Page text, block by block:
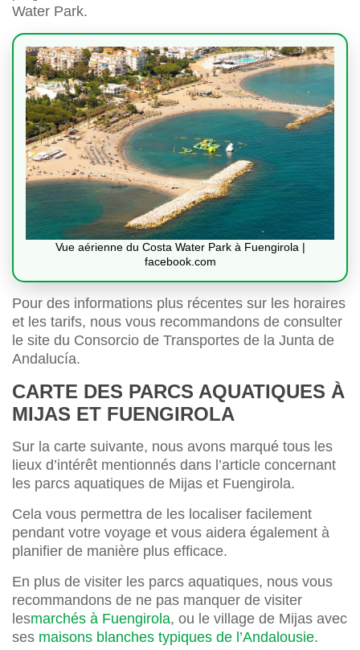
Water Park.
Vue aérienne du Costa Water Park à Fuengirola |
facebook.com
Pour des informations plus récentes sur les horaires
et les tarifs, nous vous recommandons de consulter
le site du Consorcio de Transportes de la Junta de
Andalucía.
CARTE DES PARCS AQUATIQUES À
MIJAS ET FUENGIROLA
Sur la carte suivante, nous avons marqué tous les
lieux d’intérêt mentionnés dans l’article concernant
les parcs aquatiques de Mijas et Fuengirola.
Cela vous permettra de les localiser facilement
pendant votre voyage et vous aidera également à
planifier de manière plus efficace.
En plus de visiter les parcs aquatiques, nous vous
recommandons de ne pas manquer de visiter
lesmarchés à Fuengirola, ou le village de Mijas avec
ses maisons blanches typiques de l’Andalousie.